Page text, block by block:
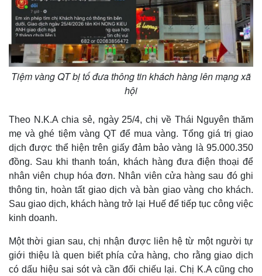
Tiệm vàng QT bị tố đưa thông tin khách hàng lên mạng xã
hội
Theo N.K.A chia sẻ, ngày 25/4, chị về Thái Nguyên thăm
mẹ và ghé tiệm vàng QT để mua vàng. Tổng giá trị giao
dịch được thể hiện trên giấy đảm bảo vàng là 95.000.350
đồng. Sau khi thanh toán, khách hàng đưa điện thoại để
nhân viên chụp hóa đơn. Nhân viên cửa hàng sau đó ghi
thông tin, hoàn tất giao dịch và bàn giao vàng cho khách.
Sau giao dịch, khách hàng trở lại Huế để tiếp tục công việc
kinh doanh.
Một thời gian sau, chị nhận được liên hệ từ một người tự
giới thiệu là quen biết phía cửa hàng, cho rằng giao dịch
có dấu hiệu sai sót và cần đối chiếu lại. Chị K.A cũng cho